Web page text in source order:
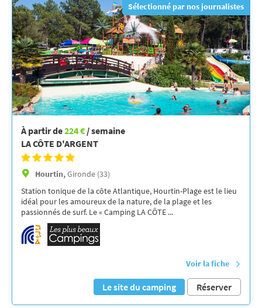
Sélectionné par nos journalistes
À partir de224 € / semaine
LA CÔTE D'ARGENT
Hourtin,Gironde (33)
Station tonique de la côte Atlantique, Hourtin-Plage est le lieu
idéal pour les amoureux de la nature, de la plage et les
passionnés de surf. Le « Camping LA CÔTE ...
Voir la fiche
Le site du camping Réserver